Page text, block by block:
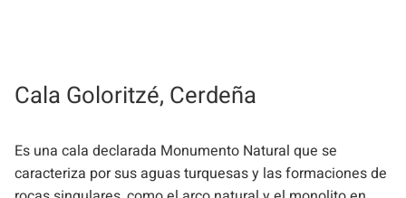
Cala Goloritzé, Cerdeña
Es una cala declarada Monumento Natural que se
caracteriza por sus aguas turquesas y las formaciones de